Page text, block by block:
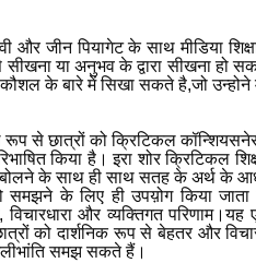
और जीन पियागेट के साथ मीडिया
या अनुभव के द्वारा सीखना हो
कौशल के बारे में सिखा सकते है,जो
रूप से छात्रों को क्रिटिकल
किया है। इरा शोर
के साथ ही साथ सतह के अर्थ के
समझने के लिए ही उपय़ोग किया जाता
,विचारधारा और व्यक्तिगत
को दार्शनिक रूप से बेहतर और
समझ सकते हैं।